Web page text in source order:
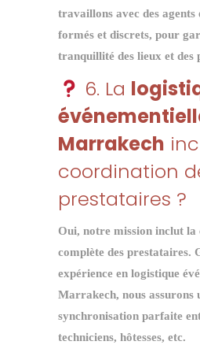
travaillons avec des agents
formés et discrets, pour
tranquillité des lieux et des
6. La
Marrakech
coordination
prestataires ?
Oui, notre mission inclut
complète des prestataires.
expérience en logistique
Marrakech, nous assurons
synchronisation parfaite
techniciens, hôtesses, etc.